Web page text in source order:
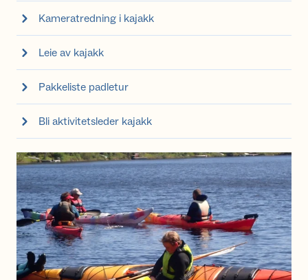
Kameratredning i kajakk
Leie av kajakk
Pakkeliste padletur
Bli aktivitetsleder kajakk